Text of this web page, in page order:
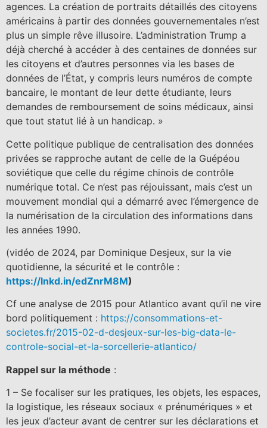
agences. La création de portraits détaillés des citoyens
américains à partir des données gouvernementales n’est
plus un simple rêve illusoire. L’administration Trump a
déjà cherché à accéder à des centaines de données sur
les citoyens et d’autres personnes via les bases de
données de l’État, y compris leurs numéros de compte
bancaire, le montant de leur dette étudiante, leurs
demandes de remboursement de soins médicaux, ainsi
que tout statut lié à un handicap. »
Cette politique publique de centralisation des données
privées se rapproche autant de celle de la Guépéou
soviétique que celle du régime chinois de contrôle
numérique total. Ce n’est pas réjouissant, mais c’est un
mouvement mondial qui a démarré avec l’émergence de
la numérisation de la circulation des informations dans
les années 1990.
(vidéo de 2024, par Dominique Desjeux, sur la vie
quotidienne, la sécurité et le contrôle :
https://lnkd.in/edZnrM8M)
Cf une analyse de 2015 pour Atlantico avant qu’il ne vire
bord politiquement : https://consommations-et-
societes.fr/2015-02-d-desjeux-sur-les-big-data-le-
controle-social-et-la-sorcellerie-atlantico/
Rappel sur la méthode :
1 – Se focaliser sur les pratiques, les objets, les espaces,
la logistique, les réseaux sociaux « prénumériques » et
les jeux d’acteur avant de centrer sur les déclarations et